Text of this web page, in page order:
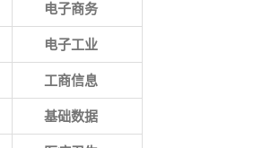
电子商务
电子工业
工商信息
基础数据